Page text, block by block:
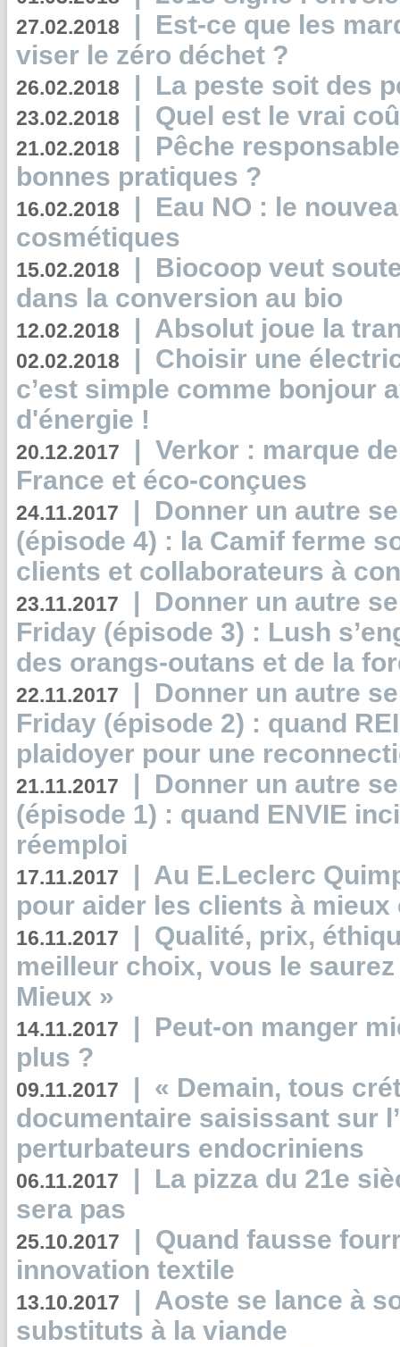
27.02.2018 | Est-ce que les
viser le zéro déchet ?
26.02.2018 | La peste soit des
23.02.2018 | Quel est le vrai
21.02.2018 | Pêche
bonnes pratiques ?
16.02.2018 | Eau NO : le
cosmétiques
15.02.2018 | Biocoop veut
dans la conversion au bio
12.02.2018 | Absolut joue la
02.02.2018 | Choisir une
c’est simple comme bonjour
d'énergie !
20.12.2017 | Verkor : marque
France et éco-conçues
24.11.2017 | Donner un autre
(épisode 4) : la Camif ferme
clients et collaborateurs à
23.11.2017 | Donner un autre
Friday (épisode 3) : Lush
des orangs-outans et de la
22.11.2017 | Donner un autre
Friday (épisode 2) : quand
plaidoyer pour une
21.11.2017 | Donner un autre
(épisode 1) : quand ENVIE
réemploi
17.11.2017 | Au E.Leclerc
pour aider les clients à
16.11.2017 | Qualité, prix,
meilleur choix, vous le
Mieux »
14.11.2017 | Peut-on manger
plus ?
09.11.2017 | « Demain, tous
documentaire saisissant sur
perturbateurs endocriniens
06.11.2017 | La pizza du 21e
sera pas
25.10.2017 | Quand fausse
innovation textile
13.10.2017 | Aoste se lance à
substituts à la viande